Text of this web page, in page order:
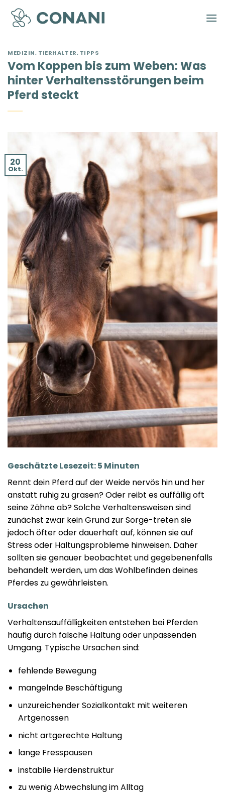
Zum
Inhalt
springen
MEDIZIN, TIERHALTER, TIPPS
Vom Koppen bis zum Weben: Was
hinter Verhaltensstörungen beim
Pferd steckt
20
Okt.
Geschätzte Lesezeit: 5 Minuten
Rennt dein Pferd auf der Weide nervös hin und her
anstatt ruhig zu grasen? Oder reibt es auffällig oft
seine Zähne ab? Solche Verhaltensweisen sind
zunächst zwar kein Grund zur Sorge-treten sie
jedoch öfter oder dauerhaft auf, können sie auf
Stress oder Haltungsprobleme hinweisen. Daher
sollten sie genauer beobachtet und gegebenenfalls
behandelt werden, um das Wohlbefinden deines
Pferdes zu gewährleisten.
Ursachen
Verhaltensauffälligkeiten entstehen bei Pferden
häufig durch falsche Haltung oder unpassenden
Umgang. Typische Ursachen sind:
fehlende Bewegung
mangelnde Beschäftigung
unzureichender Sozialkontakt mit weiteren
Artgenossen
nicht artgerechte Haltung
lange Fresspausen
instabile Herdenstruktur
zu wenig Abwechslung im Alltag